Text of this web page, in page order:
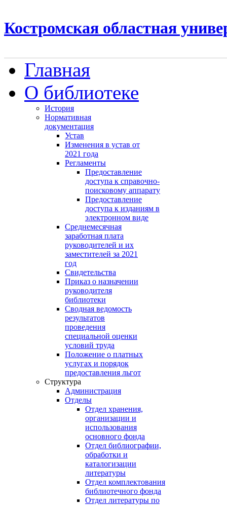
Костромская областная
Главная
О библиотеке
История
Нормативная
документация
Устав
Изменения в устав от
2021 года
Регламенты
Предоставление
доступа к справочно-
поисковому аппарату
Предоставление
доступа к изданиям в
электронном виде
Среднемесячная
заработная плата
руководителей и их
заместителей за 2021
год
Свидетельства
Приказ о назначении
руководителя
библиотеки
Сводная ведомость
результатов
проведения
специальной оценки
условий труда
Положение о платных
услугах и порядок
предоставления льгот
Структура
Администрация
Отделы
Отдел хранения,
организации и
использования
основного фонда
Отдел библиографии,
обработки и
каталогизации
литературы
Отдел комплектования
библиотечного фонда
Отдел литературы по